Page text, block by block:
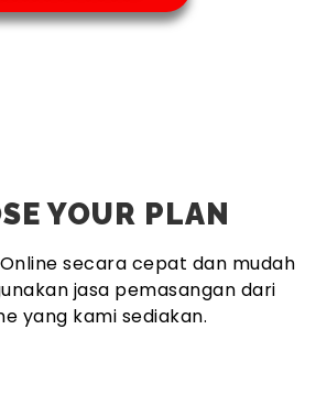
YOUR PLAN
secara cepat dan mudah
jasa pemasangan dari
yang kami sediakan.